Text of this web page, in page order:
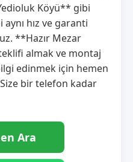
Köyü** gibi
hız ve garanti
**Hazır Mezar
almak ve montaj
edinmek için hemen
bir telefon kadar
Ara